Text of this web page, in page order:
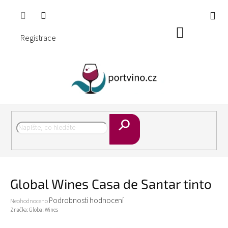
Registrace
Hledat
Global Wines Casa de Santar tinto
Průměrné
hodnocení
NeohodnocenoPodrobnosti hodnocení
Značka:Global Wines